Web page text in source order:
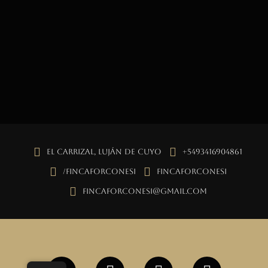
El Carrizal, Luján de Cuyo +5493416904861
/fincaforconesi fincaforconesi
fincaforconesi@gmail.com